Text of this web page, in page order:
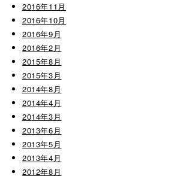
2016年11月
2016年10月
2016年9月
2016年2月
2015年8月
2015年3月
2014年8月
2014年4月
2014年3月
2013年6月
2013年5月
2013年4月
2012年8月